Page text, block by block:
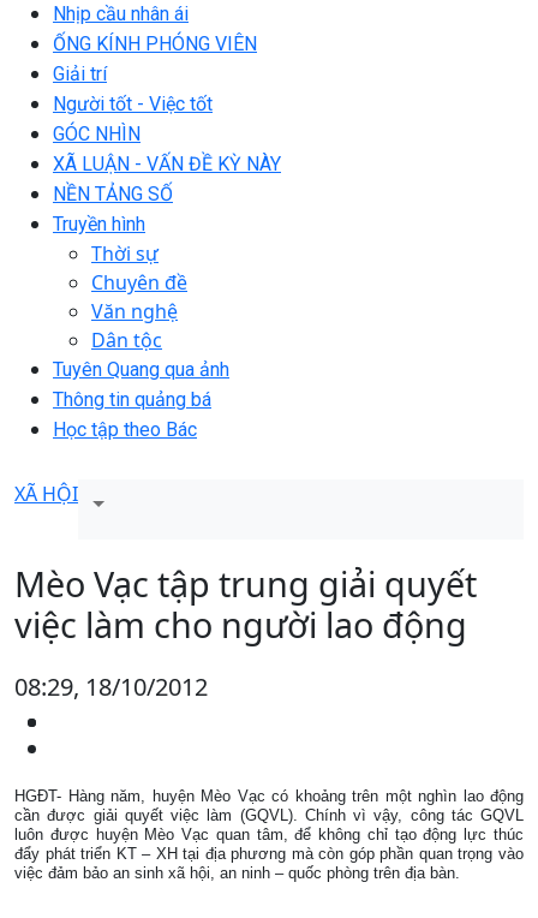
Nhịp cầu nhân ái
ỐNG KÍNH PHÓNG VIÊN
Giải trí
Người tốt - Việc tốt
GÓC NHÌN
XÃ LUẬN - VẤN ĐỀ KỲ NÀY
NỀN TẢNG SỐ
Truyền hình
Thời sự
Chuyên đề
Văn nghệ
Dân tộc
Tuyên Quang qua ảnh
Thông tin quảng bá
Học tập theo Bác
XÃ HỘI
Mèo Vạc tập trung giải quyết
việc làm cho người lao động
08:29, 18/10/2012
HGĐT- Hàng năm, huyện Mèo Vạc có khoảng trên một nghìn lao động
cần được giải quyết việc làm (GQVL). Chính vì vậy, công tác GQVL
luôn được huyện Mèo Vạc quan tâm, để không chỉ tạo động lực thúc
đẩy phát triển KT – XH tại địa phương mà còn góp phần quan trọng vào
việc đảm bảo an sinh xã hội, an ninh – quốc phòng trên địa bàn.